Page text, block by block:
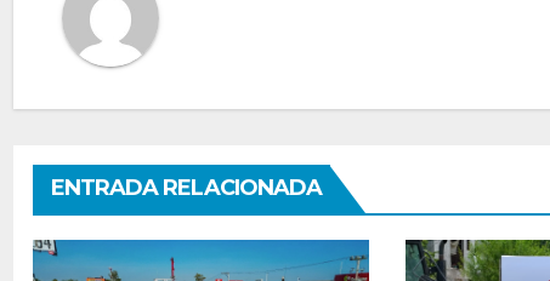
ENTRADA RELACIONADA